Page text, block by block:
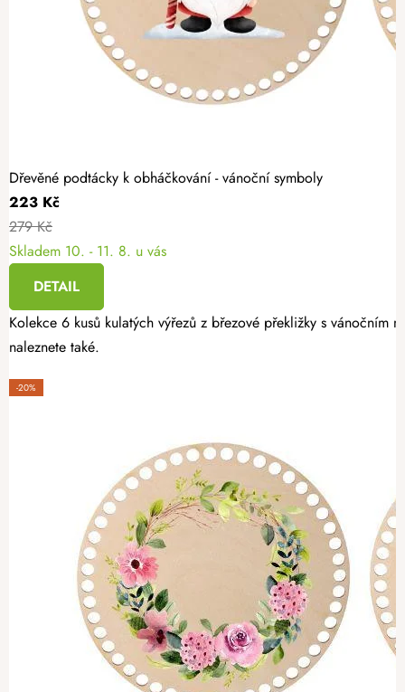
Dřevěné podtácky k obháčkování - vánoční symboly
223 Kč
279 Kč
Skladem 10. - 11. 8. u vás
DETAIL
Kolekce 6 kusů kulatých výřezů z březové překližky s
naleznete také.
-20%